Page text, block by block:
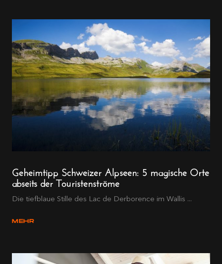
Geheimtipp Schweizer Alpseen: 5 magische Orte
abseits der Touristenströme
Die tiefblaue Stille des Lac de Derborence im Wallis ...
MEHR